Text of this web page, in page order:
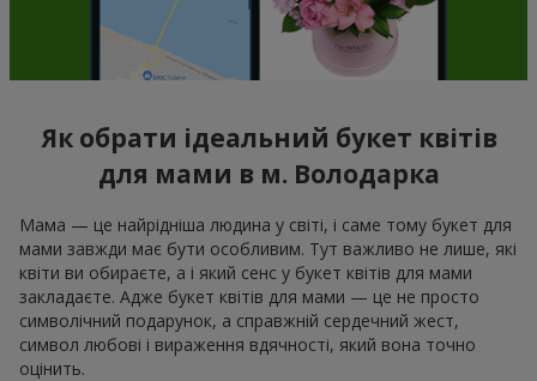
Як обрати ідеальний букет квітів
для мами в м. Володарка
Мама — це найрідніша людина у світі, і саме тому букет для
мами завжди має бути особливим. Тут важливо не лише, які
квіти ви обираєте, а і який сенс у букет квітів для мами
закладаєте. Адже букет квітів для мами — це не просто
символічний подарунок, а справжній сердечний жест,
символ любові і вираження вдячності, який вона точно
оцінить.